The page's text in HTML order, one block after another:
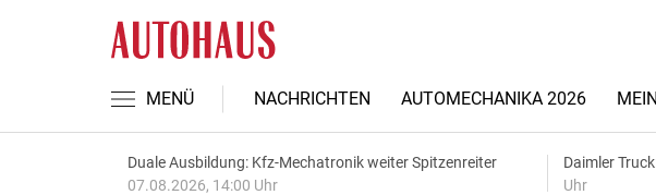
MENÜ NACHRICHTEN AUTOMECHANIKA 2026
Duale Ausbildung: Kfz-Mechatronik weiter Spitzenreiter
07.08.2026, 14:00 Uhr
Daimler
Uhr